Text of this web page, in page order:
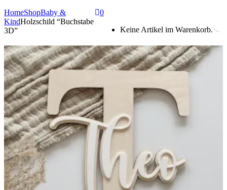
0
Keine Artikel im Warenkorb.
HomeShopBaby &
KindHolzschild “Buchstabe
3D”